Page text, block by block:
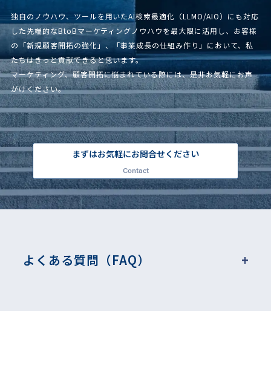
独自のノウハウ、ツールを用いたAI検索最適化（LLMO/AIO）にも対応
した先端的なBtoBマーケティングノウハウを最大限に活用し、お客様
の「新規顧客開拓の強化」、「事業成長の仕組み作り」において、私
たちはきっと貢献できると思います。
マーケティング、顧客開拓に悩まれている際には、是非お気軽にお声
がけください。
まずはお気軽にお問合せください
Contact
よくある質問（FAQ）